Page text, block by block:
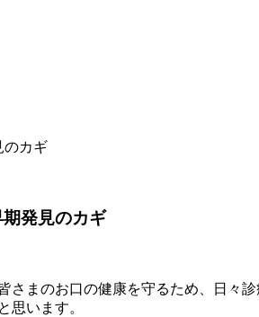
のカギ
発見のカギ
さまのお口の健康を守るため、日々診
思います。